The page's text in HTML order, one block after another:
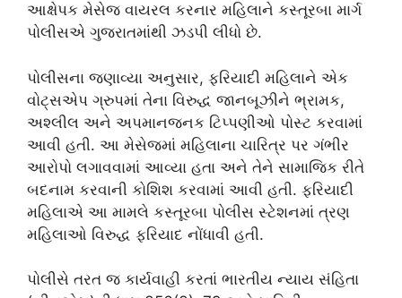
આક્ષેપક મેસેજ વાયરલ કરનાર મહિલાને કસ્તૂરબા માર્ગ
પોલીસએ ગુજરાતમાંથી ઝડપી લીધો છે.
પોલીસના જણાવ્યા અનુસાર, ફરિયાદી મહિલાને એક
વોટ્સએપ ગ્રુપમાં તેના વિરુદ્ધ જાનબૂઝીને ભ્રામક,
અશ્લીલ અને અપમાનજનક ટિપ્પણીઓ પોસ્ટ કરવામાં
આવી હતી. આ મેસેજમાં મહિલાના ચારિત્ર પર ગંભીર
આરોપો લગાવવામાં આવ્યા હતા અને તેને સામાજિક રીતે
બદનામ કરવાની કોશિશ કરવામાં આવી હતી. ફરિયાદી
મહિલાએ આ મામલે કસ્તૂરબા પોલીસ સ્ટેશનમાં ત્રણ
મહિલાઓ વિરુદ્ધ ફરિયાદ નોંધાવી હતી.
પોલીસે તરત જ કાર્યવાહી કરતાં ભારતીય ન્યાય સંહિતા